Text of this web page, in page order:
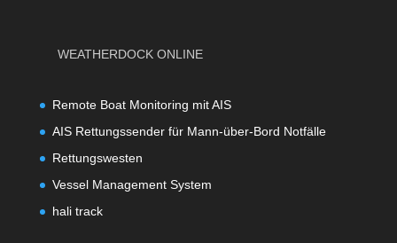
WEATHERDOCK ONLINE
Remote Boat Monitoring mit AIS
AIS Rettungssender für Mann-über-Bord Notfälle
Rettungswesten
Vessel Management System
hali track